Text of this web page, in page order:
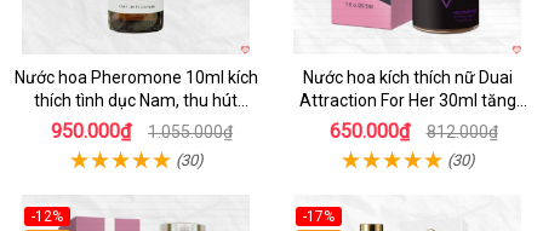
Nước hoa Pheromone 10ml kích
thích tình dục Nam, thu hút
mạnh
950.000₫ 1.055.000₫
(30)
Nước hoa kích thích nữ Duai
Attraction For Her 30ml tăng
ham muốn nữ
650.000₫ 812.000₫
(30)
-12%
-17%